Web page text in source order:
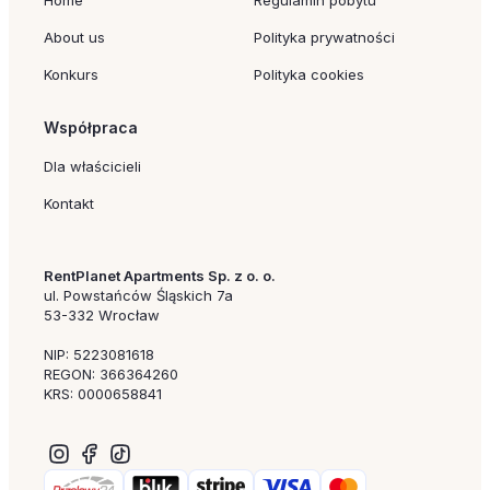
About us
Konkurs
Polityka prywatności
Polityka cookies
Współpraca
Dla właścicieli
Kontakt
RentPlanet Apartments Sp. z o. o.
ul. Powstańców Śląskich 7a
53-332 Wrocław
NIP: 5223081618
REGON: 366364260
KRS: 0000658841